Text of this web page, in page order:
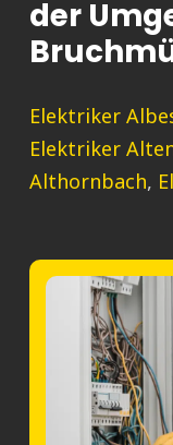
der
Elektriker
Elektriker
Althornbach,